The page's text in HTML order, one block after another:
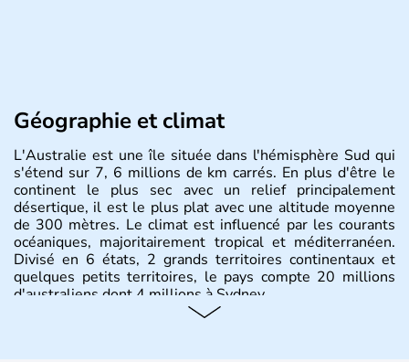
Géographie et climat
L'Australie est une île située dans l'hémisphère Sud qui
s'étend sur 7, 6 millions de km carrés. En plus d'être le
continent le plus sec avec un relief principalement
désertique, il est le plus plat avec une altitude moyenne
de 300 mètres. Le climat est influencé par les courants
océaniques, majoritairement tropical et méditerranéen.
Divisé en 6 états, 2 grands territoires continentaux et
quelques petits territoires, le pays compte 20 millions
d'australiens dont 4 millions à Sydney.